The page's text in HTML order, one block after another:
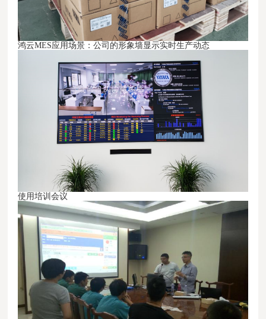
鸿云MES应用场景：公司的形象墙显示实时生产动态
使用培训会议